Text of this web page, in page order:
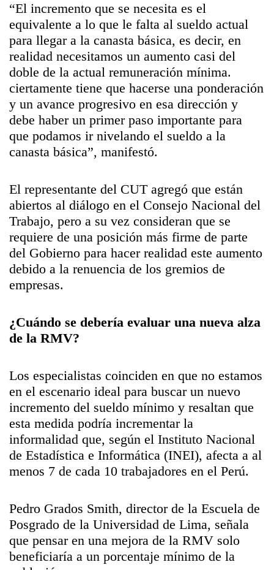
“El incremento que se necesita es el
equivalente a lo que le falta al sueldo actual
para llegar a la canasta básica, es decir, en
realidad necesitamos un aumento casi del
doble de la actual remuneración mínima.
ciertamente tiene que hacerse una ponderación
y un avance progresivo en esa dirección y
debe haber un primer paso importante para
que podamos ir nivelando el sueldo a la
canasta básica”, manifestó.
El representante del CUT agregó que están
abiertos al diálogo en el Consejo Nacional del
Trabajo, pero a su vez consideran que se
requiere de una posición más firme de parte
del Gobierno para hacer realidad este aumento
debido a la renuencia de los gremios de
empresas.
¿Cuándo se debería evaluar una nueva alza
de la RMV?
Los especialistas coinciden en que no estamos
en el escenario ideal para buscar un nuevo
incremento del sueldo mínimo y resaltan que
esta medida podría incrementar la
informalidad que, según el Instituto Nacional
de Estadística e Informática (INEI), afecta a al
menos 7 de cada 10 trabajadores en el Perú.
Pedro Grados Smith, director de la Escuela de
Posgrado de la Universidad de Lima, señala
que pensar en una mejora de la RMV solo
beneficiaría a un porcentaje mínimo de la